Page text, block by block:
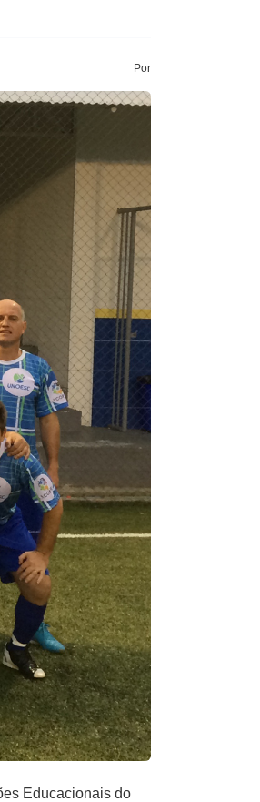
Por
Educacionais do